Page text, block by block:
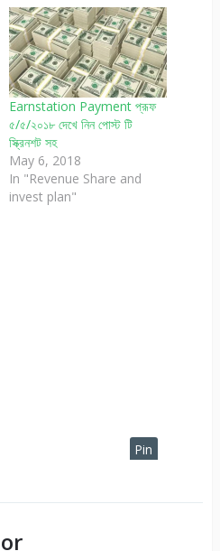
Earnstation Payment প্রূফ
৫/৫/২০১৮ দেখে নিন পোস্ট টি
স্ক্রিনশট সহ
May 6, 2018
In "Revenue Share and
invest plan"
Pin